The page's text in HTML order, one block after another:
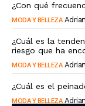
¿Con qué
MODA Y BELLEZA
¿Cuál es la
riesgo que ha
MODA Y BELLEZA
¿Cuál es el
MODA Y BELLEZA